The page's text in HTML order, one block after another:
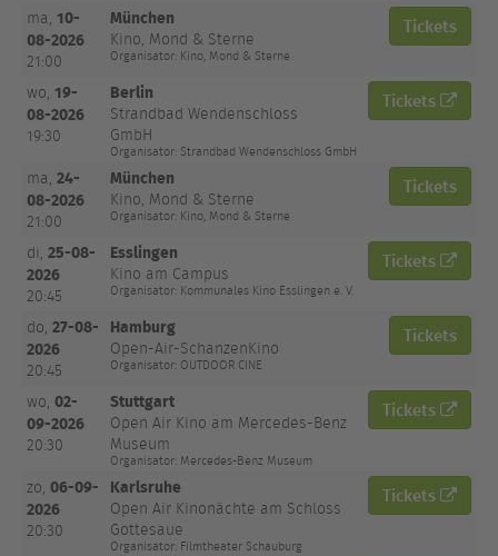
ma, 10-
08-2026
21:00
München
Kino, Mond & Sterne
Organisator: Kino, Mond & Sterne
Tickets
wo, 19-
08-2026
19:30
Berlin
Strandbad Wendenschloss
GmbH
Organisator: Strandbad Wendenschloss GmbH
Tickets
ma,24-
08-2026
21:00
München
Kino, Mond & Sterne
Organisator: Kino, Mond & Sterne
Tickets
di,25-08-
2026
20:45
Esslingen
Kino am Campus
Organisator: Kommunales Kino Esslingen e. V.
Tickets
do,27-08-
2026
20:45
Hamburg
Open-Air-SchanzenKino
Organisator: OUTDOOR CINE
Tickets
wo,02-
09-2026
20:30
Stuttgart
Open Air Kino am Mercedes-Benz
Museum
Organisator: Mercedes-Benz Museum
Tickets
zo,06-09-
2026
20:30
Karlsruhe
Open Air Kinonächte am Schloss
Gottesaue
Organisator: Filmtheater Schauburg
Tickets